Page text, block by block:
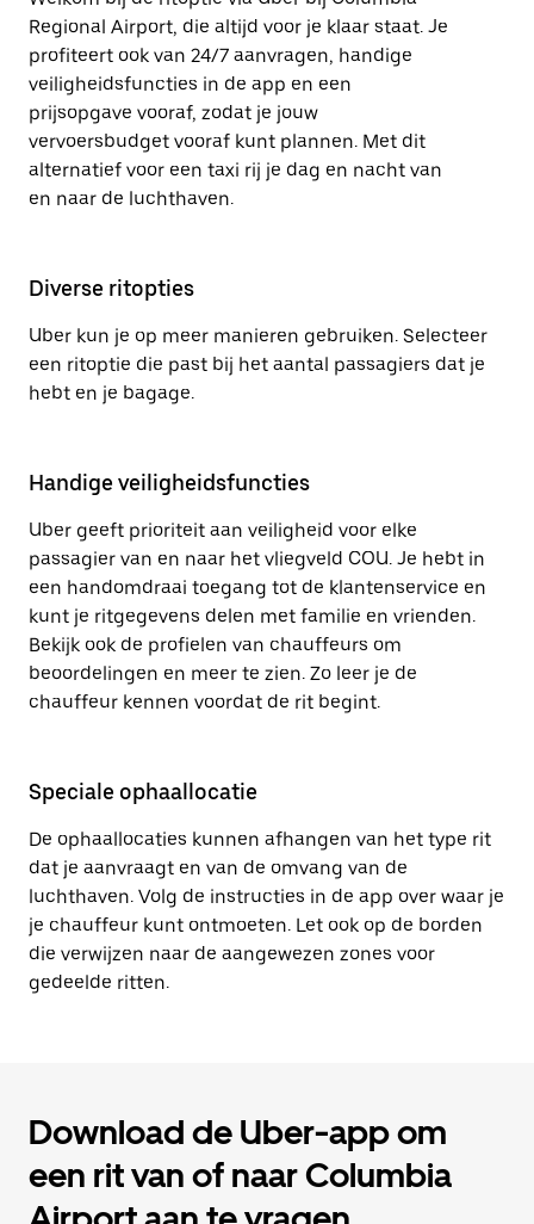
Regional Airport, die altijd voor je klaar staat. Je
profiteert ook van 24/7 aanvragen, handige
veiligheidsfuncties in de app en een
prijsopgave vooraf, zodat je jouw
vervoersbudget vooraf kunt plannen. Met dit
alternatief voor een taxi rij je dag en nacht van
en naar de luchthaven.
Diverse ritopties
Uber kun je op meer manieren gebruiken. Selecteer
een ritoptie die past bij het aantal passagiers dat je
hebt en je bagage.
Handige veiligheidsfuncties
Uber geeft prioriteit aan veiligheid voor elke
passagier van en naar het vliegveld COU. Je hebt in
een handomdraai toegang tot de klantenservice en
kunt je ritgegevens delen met familie en vrienden.
Bekijk ook de profielen van chauffeurs om
beoordelingen en meer te zien. Zo leer je de
chauffeur kennen voordat de rit begint.
Speciale ophaallocatie
De ophaallocaties kunnen afhangen van het type rit
dat je aanvraagt en van de omvang van de
luchthaven. Volg de instructies in de app over waar je
je chauffeur kunt ontmoeten. Let ook op de borden
die verwijzen naar de aangewezen zones voor
gedeelde ritten.
Download de Uber-app om
een rit van of naar Columbia